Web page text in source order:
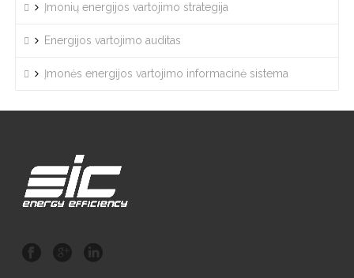
Įmonių energijos vartojimo strategija
Energijos vartojimo auditas
Įmonės energijos vartojimo informacinė sistema